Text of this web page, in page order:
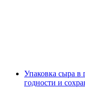
Упаковка сыра в
годности и